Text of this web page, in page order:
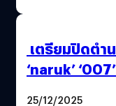
เตรียมปิดตำ
‘naruk’
25/12/2025